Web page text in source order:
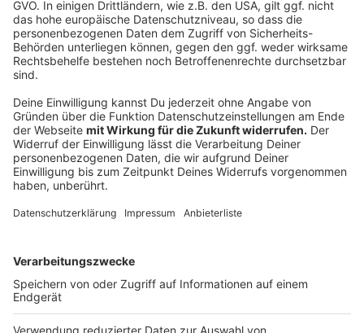
unserer Stadt
Notdienst - Pilotprojekt für bessere Versorgung in
Düsseldorf
Folge uns für mehr News & Updates:
Anzeige
Anzeige